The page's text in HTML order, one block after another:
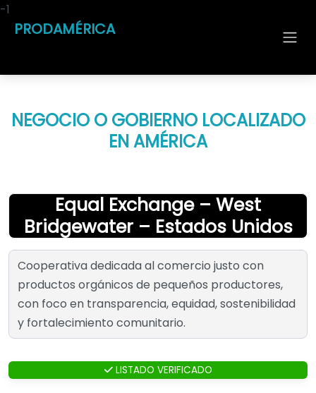
PRODAMÉRICA
NEGOCIO O GOBIERNO LOCALIZADO
EN AMÉRICA
Equal Exchange – West
Bridgewater – Estados Unidos
Cooperativa dedicada al comercio justo con
productos orgánicos de pequeños productores,
con foco en transparencia, equidad, sostenibilidad
y fortalecimiento comunitario.
LISTADO VERIFICADO
-1